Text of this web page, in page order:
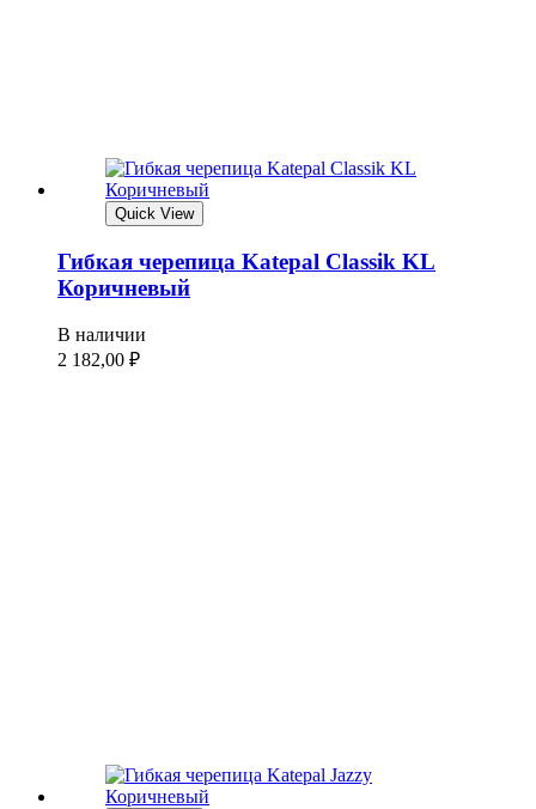
Quick View
Гибкая черепица Katepal Classik KL
Коричневый
В наличии
2 182,00 ₽